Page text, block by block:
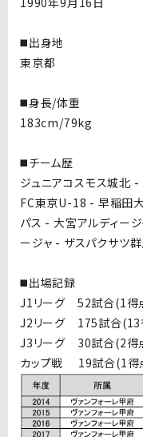
◼️出身地
東京都
◼️身長/体重
183cm/79kg
◼️チーム歴
ジュニアコスモス城北
FC東京U-18 - 早稲田
パス - 大宮アルディー
ージャ - ザスパクサツ
◼️出場記録
J1リーグ 52試合(1得
J2リーグ 175試合(13
J3リーグ 30試合(2得
カップ戦 19試合(1得